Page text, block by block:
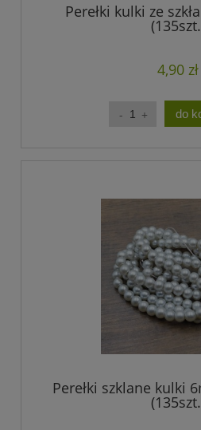
Perełki kulki ze
4,90 zł
do
Perełki szklane kulki